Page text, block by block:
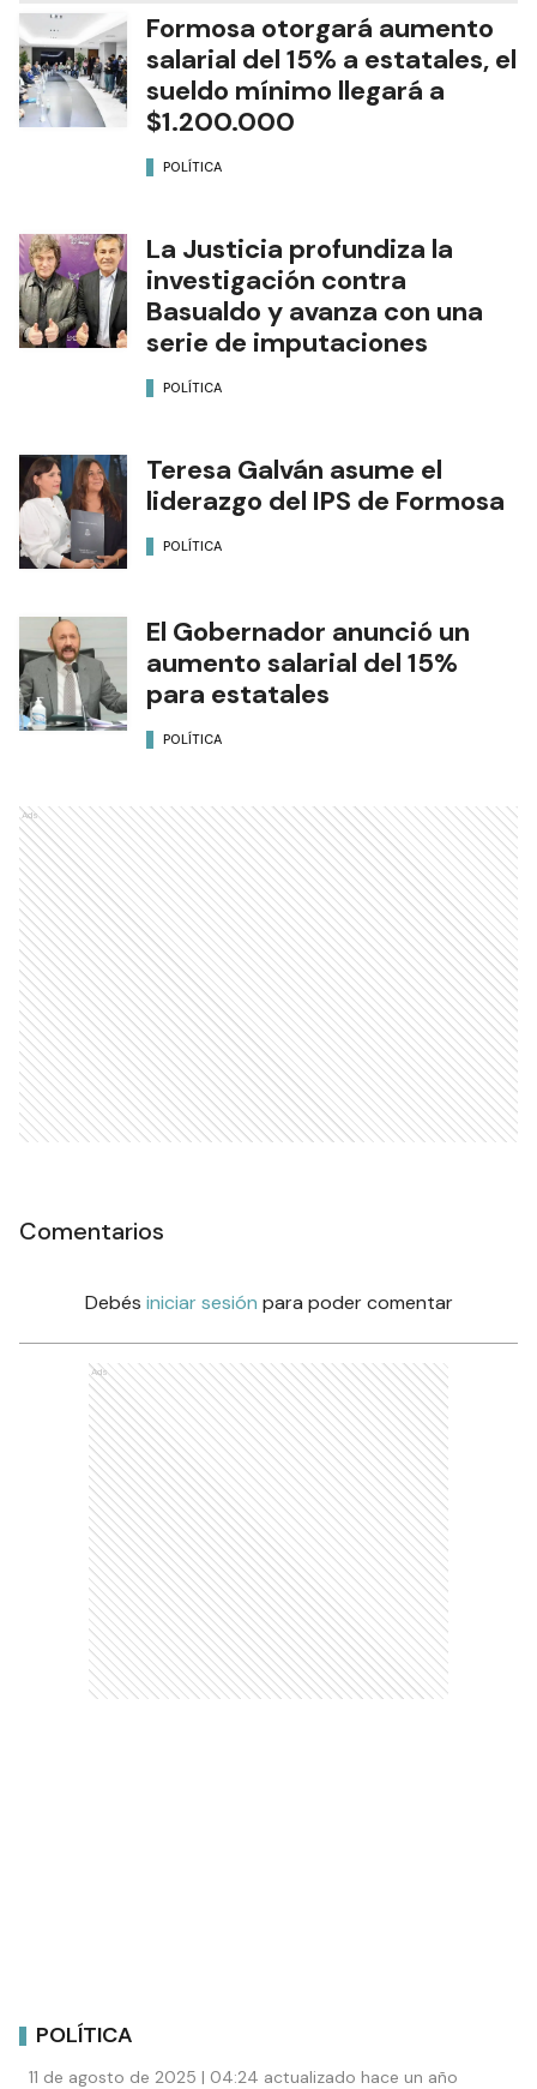
NOTAS RELACIONADAS
Formosa otorgará aumento
salarial del 15% a estatales, el
sueldo mínimo llegará a
POLÍTICA
La Justicia profundiza la
investigación contra
Basualdo y avanza con una
POLÍTICA
Teresa Galván asume el
POLÍTICA
El Gobernador anunció un
aumento salarial del 15%
POLÍTICA
Ads
Debésiniciar sesiónpara poder comentar
Ads